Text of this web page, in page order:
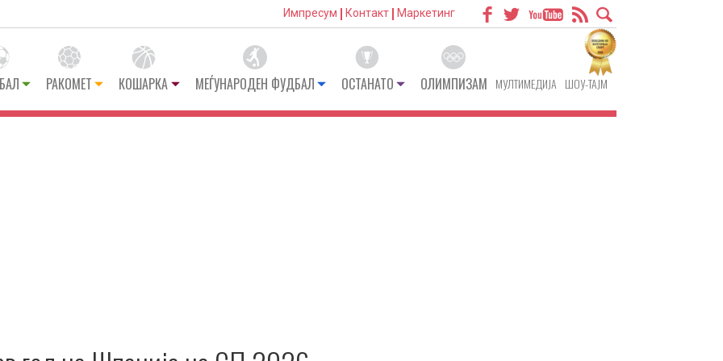
Импресум Контакт Маркетинг
РАКОМЕТ КОШАРКА МЕЃУНАРОДЕН ФУДБАЛ ОСТАНАТО ОЛИМПИЗАМ МУЛТИМЕДИЈА ШОУ-ТАЈМ